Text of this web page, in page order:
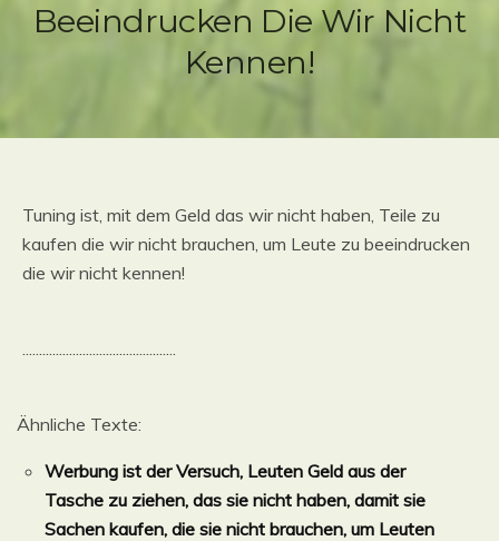
Beeindrucken Die Wir Nicht
Kennen!
Tuning ist, mit dem Geld das wir nicht haben, Teile zu
kaufen die wir nicht brauchen, um Leute zu beeindrucken
die wir nicht kennen!
..............................................
Ähnliche Texte:
Werbung ist der Versuch, Leuten Geld aus der
Tasche zu ziehen, das sie nicht haben, damit sie
Sachen kaufen, die sie nicht brauchen, um Leuten